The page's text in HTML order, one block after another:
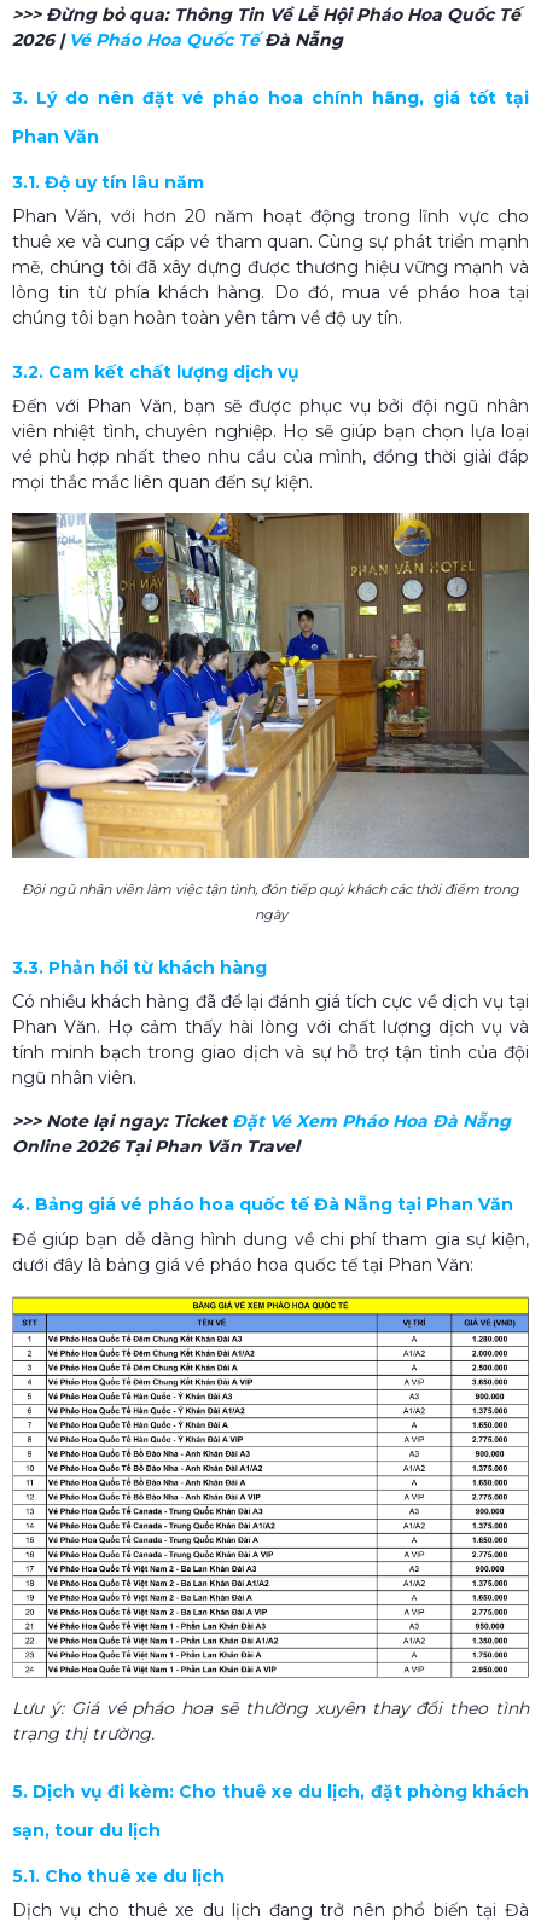
>>> Đừng bỏ qua: Thông Tin Về Lễ Hội Pháo Hoa Quốc Tế
2026 | Vé Pháo Hoa Quốc Tế Đà Nẵng
3. Lý do nên đặt vé pháo hoa chính hãng, giá tốt tại
Phan Văn
3.1. Độ uy tín lâu năm
Phan Văn, với hơn 20 năm hoạt động trong lĩnh vực cho
thuê xe và cung cấp vé tham quan. Cùng sự phát triển mạnh
mẽ, chúng tôi đã xây dựng được thương hiệu vững mạnh và
lòng tin từ phía khách hàng. Do đó, mua vé pháo hoa tại
chúng tôi bạn hoàn toàn yên tâm về độ uy tín.
3.2. Cam kết chất lượng dịch vụ
Đến với Phan Văn, bạn sẽ được phục vụ bởi đội ngũ nhân
viên nhiệt tình, chuyên nghiệp. Họ sẽ giúp bạn chọn lựa loại
vé phù hợp nhất theo nhu cầu của mình, đồng thời giải đáp
mọi thắc mắc liên quan đến sự kiện.
Đội ngũ nhân viên làm việc tận tình, đón tiếp quý khách các thời điểm trong
ngày
3.3. Phản hồi từ khách hàng
Có nhiều khách hàng đã để lại đánh giá tích cực về dịch vụ tại
Phan Văn. Họ cảm thấy hài lòng với chất lượng dịch vụ và
tính minh bạch trong giao dịch và sự hỗ trợ tận tình của đội
ngũ nhân viên.
>>> Note lại ngay: Ticket Đặt Vé Xem Pháo Hoa Đà Nẵng
Online 2026 Tại Phan Văn Travel
4. Bảng giá vé pháo hoa quốc tế Đà Nẵng tại Phan Văn
Để giúp bạn dễ dàng hình dung về chi phí tham gia sự kiện,
dưới đây là bảng giá vé pháo hoa quốc tế tại Phan Văn:
Lưu ý: Giá vé pháo hoa sẽ thường xuyên thay đổi theo tình
trạng thị trường.
5. Dịch vụ đi kèm: Cho thuê xe du lịch, đặt phòng khách
sạn, tour du lịch
5.1. Cho thuê xe du lịch
Dịch vụ cho thuê xe du lịch đang trở nên phổ biến tại Đà